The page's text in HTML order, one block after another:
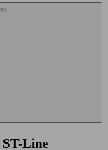
Line